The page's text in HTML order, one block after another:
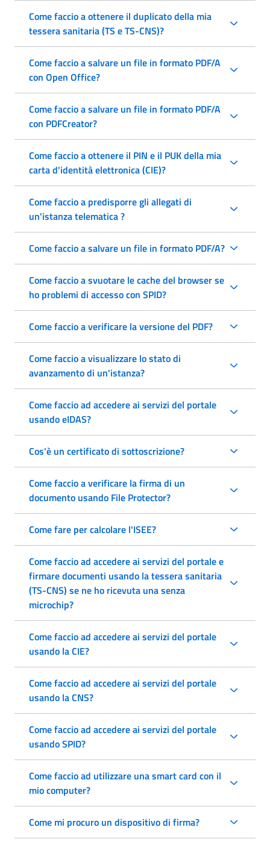
Come faccio a ottenere il duplicato della mia
tessera sanitaria (TS e TS-CNS)?
Come faccio a salvare un file in formato PDF/A
con Open Office?
Come faccio a salvare un file in formato PDF/A
con PDFCreator?
Come faccio a ottenere il PIN e il PUK della mia
carta d'identità elettronica (CIE)?
Come faccio a predisporre gli allegati di
un'istanza telematica ?
Come faccio a salvare un file in formato PDF/A?
Come faccio a svuotare le cache del browser se
ho problemi di accesso con SPID?
Come faccio a verificare la versione del PDF?
Come faccio a visualizzare lo stato di
avanzamento di un'istanza?
Come faccio ad accedere ai servizi del portale
usando eIDAS?
Cos'è un certificato di sottoscrizione?
Come faccio a verificare la firma di un
documento usando File Protector?
Come fare per calcolare l'ISEE?
Come faccio ad accedere ai servizi del portale e
firmare documenti usando la tessera sanitaria
(TS-CNS) se ne ho ricevuta una senza
microchip?
Come faccio ad accedere ai servizi del portale
usando la CIE?
Come faccio ad accedere ai servizi del portale
usando la CNS?
Come faccio ad accedere ai servizi del portale
usando SPID?
Come faccio ad utilizzare una smart card con il
mio computer?
Come mi procuro un dispositivo di firma?